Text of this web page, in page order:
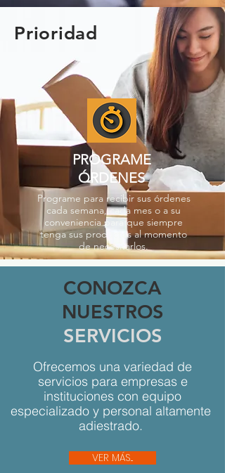
Prioridad
PROGRAME
ÓRDENES
Programe para recibir sus órdenes
cada semana, cada mes o a su
conveniencia para que siempre
tenga sus productos al momento
de necesitarlos.
CONOZCA
NUESTROS
SERVICIOS
Ofrecemos una variedad de
servicios para empresas e
instituciones con equipo
especializado y personal altamente
adiestrado.
VER MÁS...